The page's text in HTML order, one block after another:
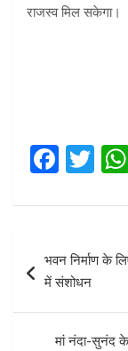
राजस्व मिल सकेगा।
F
ce
b
o
k
T
tt
er
navigation
भवन निर्माण के
में संशोधन
मां नंदा-सुनंद